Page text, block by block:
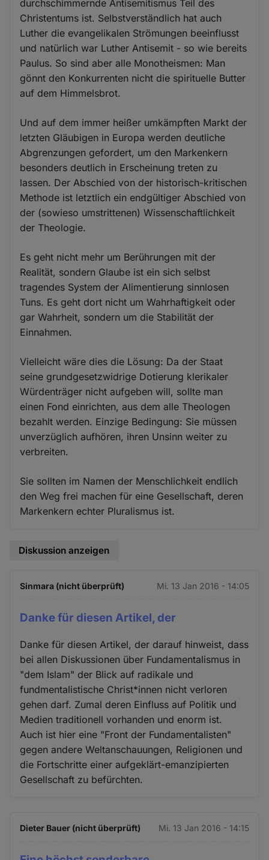
durchschimmernde Antisemitismus Teil des
Christentums ist. Selbstverständlich hat auch
Luther die evangelikalen Strömungen beeinflusst
und natürlich war Luther Antisemit - so wie bereits
Paulus. So sind aber alle Monotheismen: Man
gönnt den Konkurrenten nicht die spirituelle Butter
auf dem Himmelsbrot.
Und auf dem immer heißer umkämpften Markt der
letzten Gläubigen in Europa werden deutliche
Abgrenzungen gefordert, um den Markenkern
besonders deutlich in Erscheinung treten zu
lassen. Der Abschied von der historisch-kritischen
Methode ist letztlich ein endgültiger Abschied von
der (sowieso umstrittenen) Wissenschaftlichkeit
der Theologie.
Es geht nicht mehr um Berührungen mit der
Realität, sondern Glaube ist ein sich selbst
tragendes System der Alimentierung sinnlosen
Tuns. Es geht dort nicht um Wahrhaftigkeit oder
gar Wahrheit, sondern um die Stabilität der
Einnahmen.
Vielleicht wäre dies die Lösung: Da der Staat
seine grundgesetzwidrige Dotierung klerikaler
Würdenträger nicht aufgeben will, sollte man
einen Fond einrichten, aus dem alle Theologen
bezahlt werden. Einzige Bedingung: Sie müssen
unverzüglich aufhören, ihren Unsinn weiter zu
verbreiten.
Sie sollten im Namen der Menschlichkeit endlich
den Weg frei machen für eine Gesellschaft, deren
Markenkern echter Pluralismus ist.
Diskussion anzeigen
Sinmara (nicht überprüft) Mi. 13 Jan 2016 - 14:05
Danke für diesen Artikel, der
Danke für diesen Artikel, der darauf hinweist, dass
bei allen Diskussionen über Fundamentalismus in
"dem Islam" der Blick auf radikale und
fundmentalistische Christ*innen nicht verloren
gehen darf. Zumal deren Einfluss auf Politik und
Medien traditionell vorhanden und enorm ist.
Auch ist hier eine "Front der Fundamentalisten"
gegen andere Weltanschauungen, Religionen und
die Fortschritte einer aufgeklärt-emanzipierten
Gesellschaft zu befürchten.
Dieter Bauer (nicht überprüft) Mi. 13 Jan 2016 - 14:15